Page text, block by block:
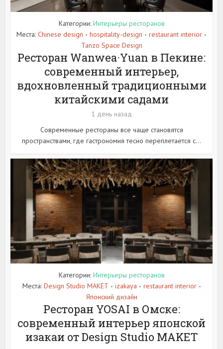
Категории: Интерьеры ресторанов
Места: Chinese design • hospitality-design • restaurant interior •
Tanzo Space Design
Ресторан Wanwea·Yuan в Пекине:
современный интерьер,
вдохновленный традиционными
китайскими садами
1 день назад
Современные рестораны все чаще становятся
пространствами, где гастрономия тесно переплетается с...
Категории: Интерьеры ресторанов
Места: Design Studio MAKET • izakaya • restaurant interior •
Японский дизайн
Ресторан YOSAI в Омске:
современный интерьер японской
изакаи от Design Studio MAKET